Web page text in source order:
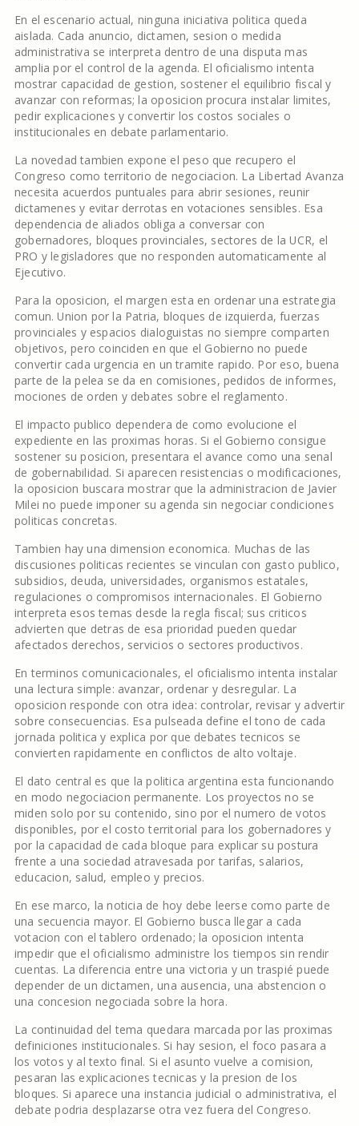
En el escenario actual, ninguna iniciativa politica queda
aislada. Cada anuncio, dictamen, sesion o medida
administrativa se interpreta dentro de una disputa mas
amplia por el control de la agenda. El oficialismo intenta
mostrar capacidad de gestion, sostener el equilibrio fiscal y
avanzar con reformas; la oposicion procura instalar limites,
pedir explicaciones y convertir los costos sociales o
institucionales en debate parlamentario.
La novedad tambien expone el peso que recupero el
Congreso como territorio de negociacion. La Libertad Avanza
necesita acuerdos puntuales para abrir sesiones, reunir
dictamenes y evitar derrotas en votaciones sensibles. Esa
dependencia de aliados obliga a conversar con
gobernadores, bloques provinciales, sectores de la UCR, el
PRO y legisladores que no responden automaticamente al
Ejecutivo.
Para la oposicion, el margen esta en ordenar una estrategia
comun. Union por la Patria, bloques de izquierda, fuerzas
provinciales y espacios dialoguistas no siempre comparten
objetivos, pero coinciden en que el Gobierno no puede
convertir cada urgencia en un tramite rapido. Por eso, buena
parte de la pelea se da en comisiones, pedidos de informes,
mociones de orden y debates sobre el reglamento.
El impacto publico dependera de como evolucione el
expediente en las proximas horas. Si el Gobierno consigue
sostener su posicion, presentara el avance como una senal
de gobernabilidad. Si aparecen resistencias o modificaciones,
la oposicion buscara mostrar que la administracion de Javier
Milei no puede imponer su agenda sin negociar condiciones
politicas concretas.
Tambien hay una dimension economica. Muchas de las
discusiones politicas recientes se vinculan con gasto publico,
subsidios, deuda, universidades, organismos estatales,
regulaciones o compromisos internacionales. El Gobierno
interpreta esos temas desde la regla fiscal; sus criticos
advierten que detras de esa prioridad pueden quedar
afectados derechos, servicios o sectores productivos.
En terminos comunicacionales, el oficialismo intenta instalar
una lectura simple: avanzar, ordenar y desregular. La
oposicion responde con otra idea: controlar, revisar y advertir
sobre consecuencias. Esa pulseada define el tono de cada
jornada politica y explica por que debates tecnicos se
convierten rapidamente en conflictos de alto voltaje.
El dato central es que la politica argentina esta funcionando
en modo negociacion permanente. Los proyectos no se
miden solo por su contenido, sino por el numero de votos
disponibles, por el costo territorial para los gobernadores y
por la capacidad de cada bloque para explicar su postura
frente a una sociedad atravesada por tarifas, salarios,
educacion, salud, empleo y precios.
En ese marco, la noticia de hoy debe leerse como parte de
una secuencia mayor. El Gobierno busca llegar a cada
votacion con el tablero ordenado; la oposicion intenta
impedir que el oficialismo administre los tiempos sin rendir
cuentas. La diferencia entre una victoria y un traspié puede
depender de un dictamen, una ausencia, una abstencion o
una concesion negociada sobre la hora.
La continuidad del tema quedara marcada por las proximas
definiciones institucionales. Si hay sesion, el foco pasara a
los votos y al texto final. Si el asunto vuelve a comision,
pesaran las explicaciones tecnicas y la presion de los
bloques. Si aparece una instancia judicial o administrativa, el
debate podria desplazarse otra vez fuera del Congreso.